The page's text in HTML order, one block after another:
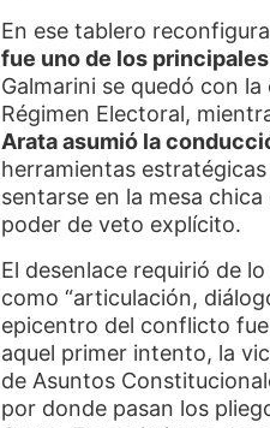
En ese tablero
fue uno de los
Galmarini se quedó con
Régimen Electoral,
Arata asumió la
herramientas
sentarse en la mesa
poder de veto explícito.
El desenlace requirió de
como “articulación,
epicentro del conflicto
aquel primer intento, la
de Asuntos
por donde pasan los